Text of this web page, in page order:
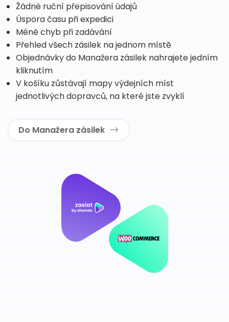
Žádné ruční přepisování údajů
Úspora času při expedici
Méně chyb při zadávání
Přehled všech zásilek na jednom místě
Objednávky do Manažera zásilek nahrajete jedním
kliknutím
V košíku zůstávají mapy výdejních míst
jednotlivých dopravců, na které jste zvyklí
Do Manažera zásilek